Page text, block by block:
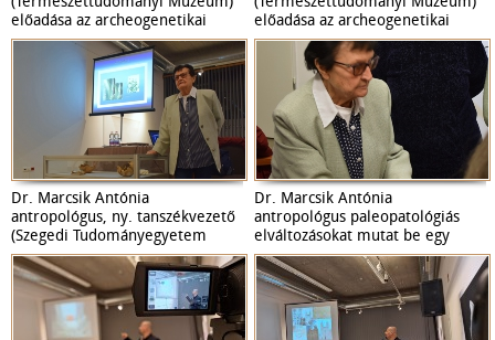
előadása az archeogenetikai
kutatásokról 2025. január 29-én,
a Tornyai János Múzeumban.\n
előadása az archeogenetikai
kutatásokról 2025. január 29-én,
a Tornyai János Múzeumban.\n
Dr. Marcsik Antónia
antropológus, ny. tanszékvezető
(Szegedi Tudományegyetem
Embertani Tanszék) előadása a
régészeti embertan néhány
jellegzetességéről 2024.
november 27-én, a Tornyai János
Múzeumban.\n
Dr. Marcsik Antónia
antropológus paleopatológiás
elváltozásokat mutat be egy
koponyán a csomorkányi
középkori temetőből 2024.
november 27-én, a Tornyai János
Múzeumban.